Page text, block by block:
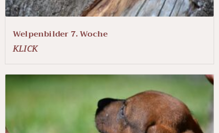
Welpenbilder 7. Woche
KLICK